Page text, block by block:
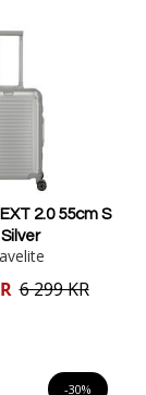
2.0 55cm S
6 299 KR
-30%